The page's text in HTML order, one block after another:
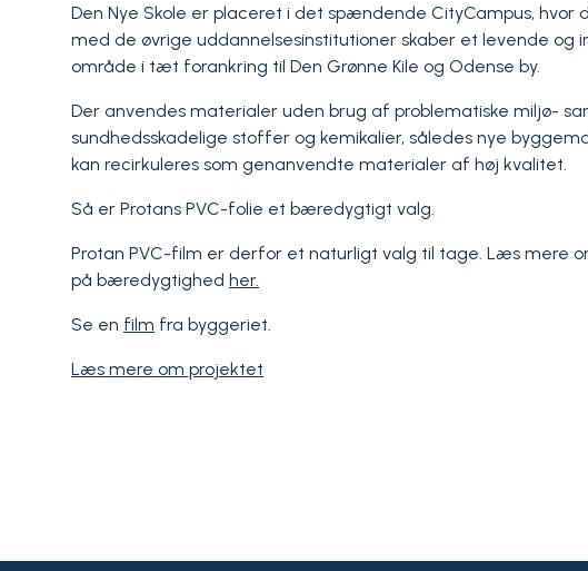
Den Nye Skole er placeret i det spændende CityCampus, hvor
med de øvrige uddannelsesinstitutioner skaber et levende og
område i tæt forankring til Den Grønne Kile og Odense by.
Der anvendes materialer uden brug af problematiske miljø-
sundhedsskadelige stoffer og kemikalier, således nye
kan recirkuleres som genanvendte materialer af høj kvalitet.
Så er Protans PVC-folie et bæredygtigt valg.
Protan PVC-film er derfor et naturligt valg til tage. Læs mere
på bæredygtighed her.
Se en film fra byggeriet.
Læs mere om projektet